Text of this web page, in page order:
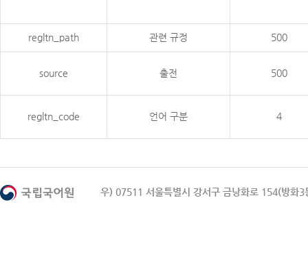
regltn_path 관련 규정 500
source 출전 500
regltn_code 언어 구분 4
우) 07511 서울특별시 강서구 금낭화로 154(방화3